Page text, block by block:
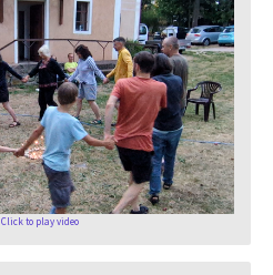
Click to play video